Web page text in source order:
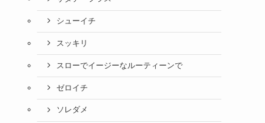
シューイチ
スッキリ
スローでイージーなルーティーンで
ゼロイチ
ソレダメ